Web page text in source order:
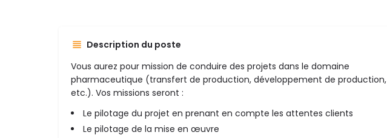
Description du poste
Vous aurez pour mission de conduire des projets dans le domaine
pharmaceutique (transfert de production, développement de production,
etc.). Vos missions seront :
Le pilotage du projet en prenant en compte les attentes clients
Le pilotage de la mise en œuvre